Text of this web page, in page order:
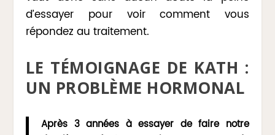
d’essayer pour voir comment vous
répondez au traitement.
LE TÉMOIGNAGE DE KATH :
UN PROBLÈME HORMONAL
Après 3 années à essayer de faire notre